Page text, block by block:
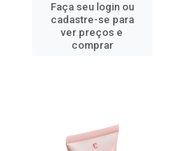
Faça seu login ou
cadastre-se para
ver preços e
comprar